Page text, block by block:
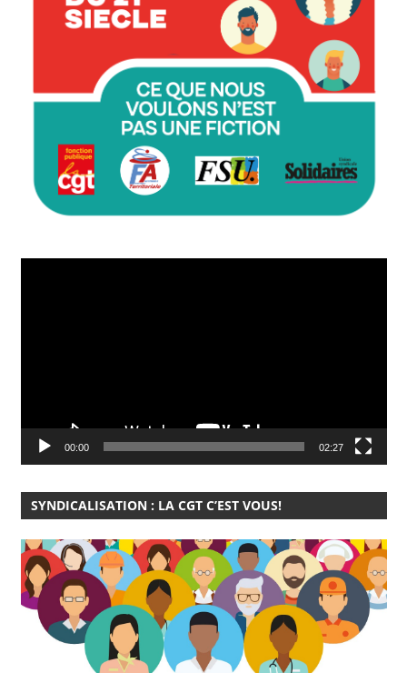
00:00 02:27
SYNDICALISATION : LA CGT C’EST VOUS!